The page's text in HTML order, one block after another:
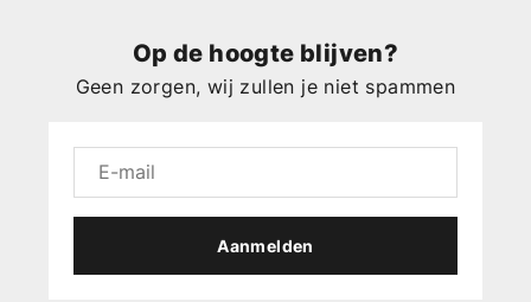
Op de hoogte blijven?
Geen zorgen, wij zullen je niet spammen
Aanmelden